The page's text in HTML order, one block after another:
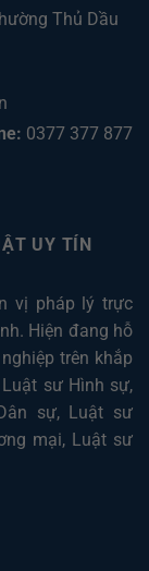
Thủ Dầu
0377 377 877
UY TÍN
vị pháp lý trực
Hiện đang hỗ
trên khắp
Luật sư Hình sự,
sự, Luật sư
mại, Luật sư